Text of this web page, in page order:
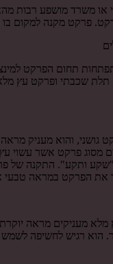
או משרד מושפע רבות
פרקט מקנה למקום בו
תחום הפרקט
שכבתי ופרקט עץ
והוא מעניק
ותקע". התקנה של
הפרקט במראה טבעי או
מלא מעניקים מראה
רגיש לחשיפה לשמש